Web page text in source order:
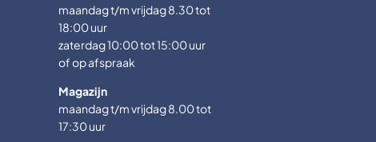
maandag t/m vrijdag 8.30 tot
18:00 uur
zaterdag 10:00 tot 15:00 uur
of op afspraak
Magazijn
maandag t/m vrijdag 8.00 tot
17:30 uur